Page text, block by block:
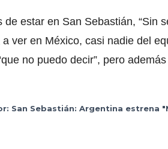
de estar en San Sebastián, “Sin
a ver en México, casi nadie del
no puedo decir”, pero
San Sebastián: Argentina estrena